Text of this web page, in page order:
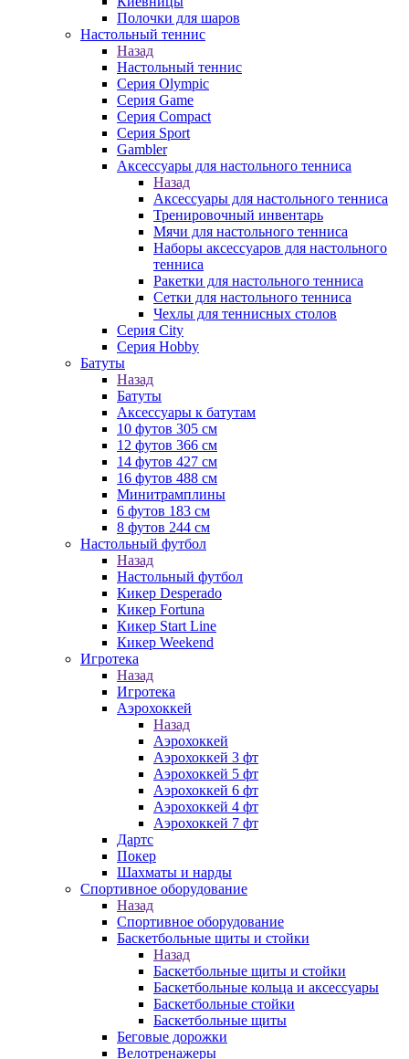
Полочки для шаров
Настольный теннис
Назад
Настольный теннис
Серия Olympic
Серия Game
Серия Compact
Серия Sport
Gambler
Аксессуары для настольного тенниса
Назад
Аксессуары для настольного тенниса
Тренировочный инвентарь
Мячи для настольного тенниса
Наборы аксессуаров для настольного
тенниса
Ракетки для настольного тенниса
Сетки для настольного тенниса
Чехлы для теннисных столов
Серия City
Серия Hobby
Батуты
Назад
Батуты
Аксессуары к батутам
10 футов 305 см
12 футов 366 см
14 футов 427 см
16 футов 488 см
Минитрамплины
6 футов 183 см
8 футов 244 см
Настольный футбол
Назад
Настольный футбол
Кикер Desperado
Кикер Fortuna
Кикер Start Line
Кикер Weekend
Игротека
Назад
Игротека
Аэрохоккей
Назад
Аэрохоккей
Аэрохоккей 3 фт
Аэрохоккей 5 фт
Аэрохоккей 6 фт
Аэрохоккей 4 фт
Аэрохоккей 7 фт
Дартс
Покер
Шахматы и нарды
Спортивное оборудование
Назад
Спортивное оборудование
Баскетбольные щиты и стойки
Назад
Баскетбольные щиты и стойки
Баскетбольные кольца и аксессуары
Баскетбольные стойки
Баскетбольные щиты
Беговые дорожки
Велотренажеры